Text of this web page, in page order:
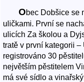
Obec Dobšice se
uličkami. První se
ulicích Za školou a
tratě v první kategorii
registrováno 30
největším pěstitelem
má své sídlo a